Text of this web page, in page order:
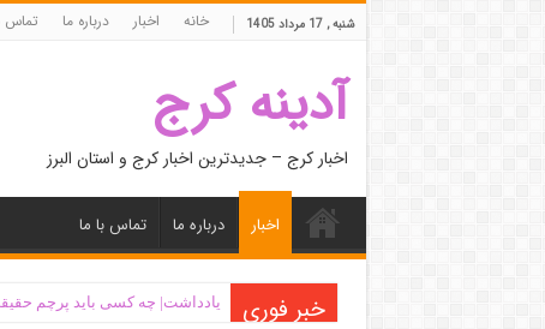
شنبه , 17 مرداد 1405 خانه اخبار درباره ما تماس
آدینه کرج
اخبار کرج – جدیدترین اخبار کرج و استان البرز
اخبار درباره ما تماس با ما
خبر فوری یادداشت| ‌چه کسی باید پرچم